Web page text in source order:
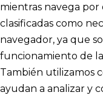
mientras navega por
clasificadas como
navegador, ya que
funcionamiento de
También utilizamos
ayudan a analizar y